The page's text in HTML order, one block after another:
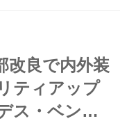
改良で内外装
ティアップ
ス・ベンツ